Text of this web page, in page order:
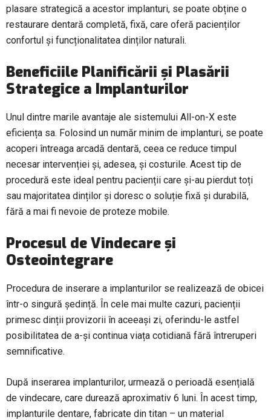
plasare strategică a acestor implanturi, se poate obține o
restaurare dentară completă, fixă, care oferă pacienților
confortul și funcționalitatea dinților naturali.
Beneficiile Planificării și Plasării
Strategice a Implanturilor
Unul dintre marile avantaje ale sistemului All-on-X este
eficiența sa. Folosind un număr minim de implanturi, se poate
acoperi întreaga arcadă dentară, ceea ce reduce timpul
necesar intervenției și, adesea, și costurile. Acest tip de
procedură este ideal pentru pacienții care și-au pierdut toți
sau majoritatea dinților și doresc o soluție fixă și durabilă,
fără a mai fi nevoie de proteze mobile.
Procesul de Vindecare și
Osteointegrare
Procedura de inserare a implanturilor se realizează de obicei
într-o singură ședință. În cele mai multe cazuri, pacienții
primesc dinții provizorii în aceeași zi, oferindu-le astfel
posibilitatea de a-și continua viața cotidiană fără întreruperi
semnificative.
După inserarea implanturilor, urmează o perioadă esențială
de vindecare, care durează aproximativ 6 luni. În acest timp,
implanturile dentare, fabricate din titan – un material